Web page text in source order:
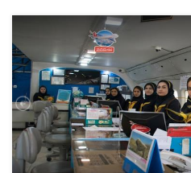
آژانس مسافرتی خطیب سیر | علاءالدین تراول